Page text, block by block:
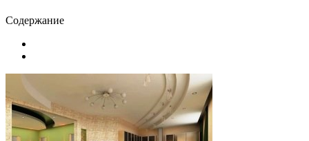
Содержание